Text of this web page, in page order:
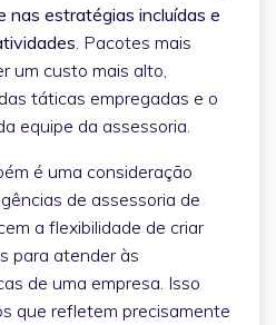
nas estratégias incluídas e
. Pacotes mais
um custo mais alto,
táticas empregadas e o
equipe da assessoria.
é uma consideração
de assessoria de
a flexibilidade de criar
para atender às
de uma empresa. Isso
que refletem precisamente